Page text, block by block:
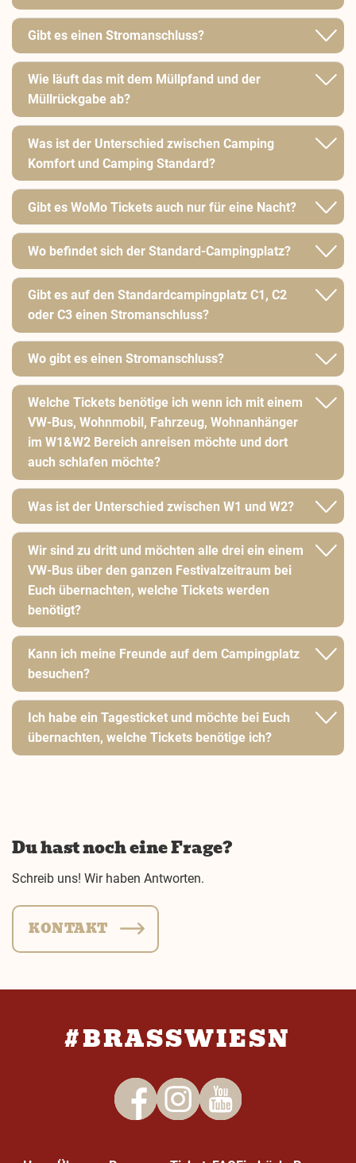
Gibt es einen Stromanschluss?
Wie läuft das mit dem Müllpfand und der
Müllrückgabe ab?
Was ist der Unterschied zwischen Camping
Komfort und Camping Standard?
Gibt es WoMo Tickets auch nur für eine Nacht?
Wo befindet sich der Standard-Campingplatz?
Gibt es auf den Standardcampingplatz C1, C2
oder C3 einen Stromanschluss?
Wo gibt es einen Stromanschluss?
Welche Tickets benötige ich wenn ich mit einem
VW-Bus, Wohnmobil, Fahrzeug, Wohnanhänger
im W1&W2 Bereich anreisen möchte und dort
auch schlafen möchte?
Was ist der Unterschied zwischen W1 und W2?
Wir sind zu dritt und möchten alle drei ein einem
VW-Bus über den ganzen Festivalzeitraum bei
Euch übernachten, welche Tickets werden
benötigt?
Kann ich meine Freunde auf dem Campingplatz
besuchen?
Ich habe ein Tagesticket und möchte bei Euch
übernachten, welche Tickets benötige ich?
Du hast noch eine Frage?
Schreib uns! Wir haben Antworten.
KONTAKT
#BRASSWIESN